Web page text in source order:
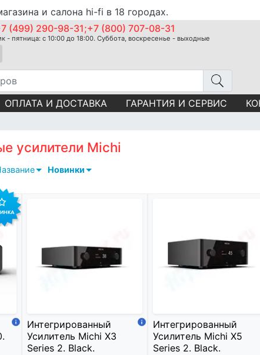
и салона hi-fi в 18 городах.
(499) 290-98-31;+7 (800) 707-08-31
- пятница: с 10:00 до 18:00. Суббота, воскресенье - выходные
ОПЛАТА И ДОСТАВКА ГАРАНТИЯ И СЕРВИС
усилители Michi
Новинки
Интегрированный
Усилитель Michi X3
Series 2. Black.
Интегрированный
Усилитель Michi X5
Series 2. Black.